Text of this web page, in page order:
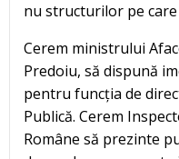
nu structurilor pe
Cerem ministrului
Predoiu, să dispună
pentru funcția de
Publică. Cerem
Române să prezinte